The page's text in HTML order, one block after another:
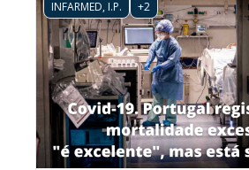
INFARMED, I.P. +2